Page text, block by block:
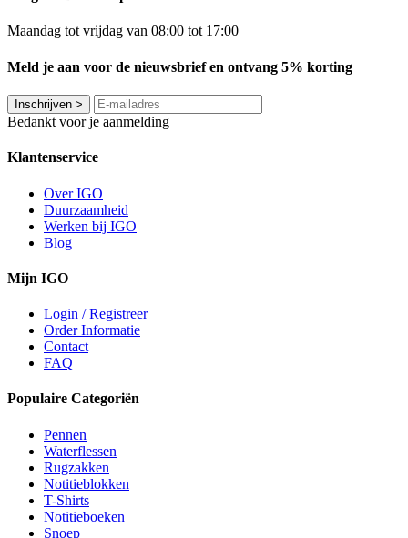
Maandag tot vrijdag van 08:00 tot 17:00
Meld je aan voor de nieuwsbrief en ontvang 5% korting
Inschrijven >
Bedankt voor je aanmelding
Klantenservice
Over IGO
Duurzaamheid
Werken bij IGO
Blog
Mijn IGO
Login / Registreer
Order Informatie
Contact
FAQ
Populaire Categoriën
Pennen
Waterflessen
Rugzakken
Notitieblokken
T-Shirts
Notitieboeken
Snoep